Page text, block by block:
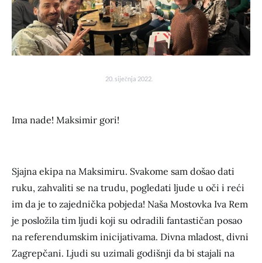
20. siječnja 2022.
Ima nade! Maksimir gori!
Sjajna ekipa na Maksimiru. Svakome sam došao dati
ruku, zahvaliti se na trudu, pogledati ljude u oči i reći
im da je to zajednička pobjeda! Naša Mostovka Iva Rem
je posložila tim ljudi koji su odradili fantastičan posao
na referendumskim inicijativama. Divna mladost, divni
Zagrepčani. Ljudi su uzimali godišnji da bi stajali na